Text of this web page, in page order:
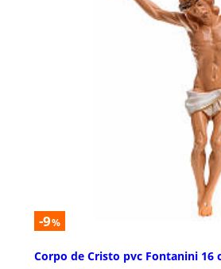
-9%
Corpo de Cristo pvc Fontanini 16